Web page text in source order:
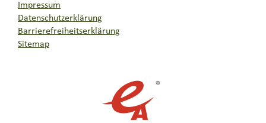
Impressum
Datenschutzerklärung
Barrierefreiheitserklärung
Sitemap